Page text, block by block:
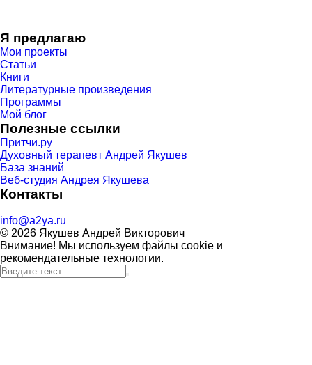
Я предлагаю
Мои проекты
Статьи
Книги
Литературные произведения
Программы
Мой блог
Полезные ссылки
Притчи.ру
Духовный терапевт Андрей Якушев
База знаний
Веб-студия Андрея Якушева
Контакты
info@a2ya.ru
© 2026 Якушев Андрей Викторович
Внимание! Мы используем файлы cookie и
рекомендательные технологии.